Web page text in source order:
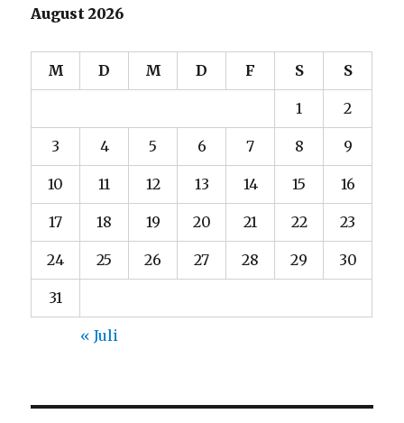
August 2026
M D M D F S S
1 2
3 4 5 6 7 8 9
10 11 12 13 14 15 16
17 18 19 20 21 22 23
24 25 26 27 28 29 30
31
« Juli